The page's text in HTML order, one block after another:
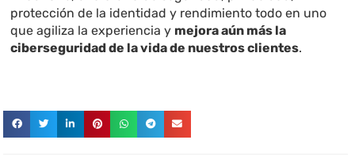
protección de la identidad y rendimiento todo en uno
que agiliza la experiencia y mejora aún más la
ciberseguridad de la vida de nuestros clientes.